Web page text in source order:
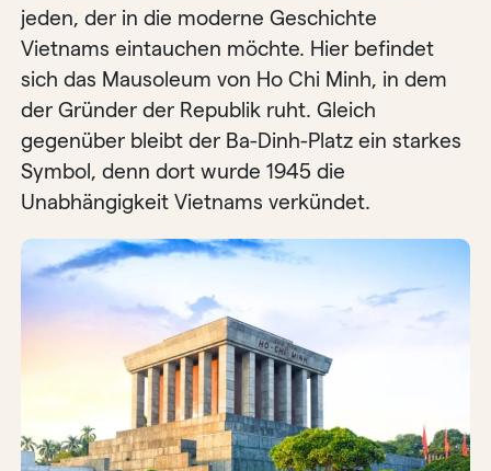
jeden, der in die moderne Geschichte
Vietnams eintauchen möchte. Hier befindet
sich das Mausoleum von Ho Chi Minh, in dem
der Gründer der Republik ruht. Gleich
gegenüber bleibt der Ba-Dinh-Platz ein starkes
Symbol, denn dort wurde 1945 die
Unabhängigkeit Vietnams verkündet.